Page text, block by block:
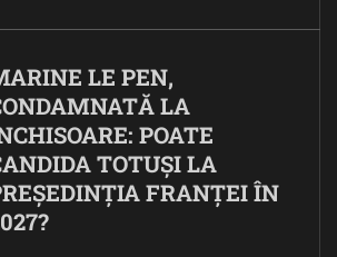
LE PEN,
LA
POATE
TOTUȘI LA
FRANȚEI ÎN